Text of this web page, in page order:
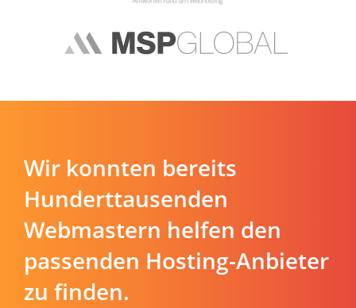
Wir konnten bereits
Hunderttausenden
Webmastern helfen den
passenden Hosting-Anbieter
zu finden.